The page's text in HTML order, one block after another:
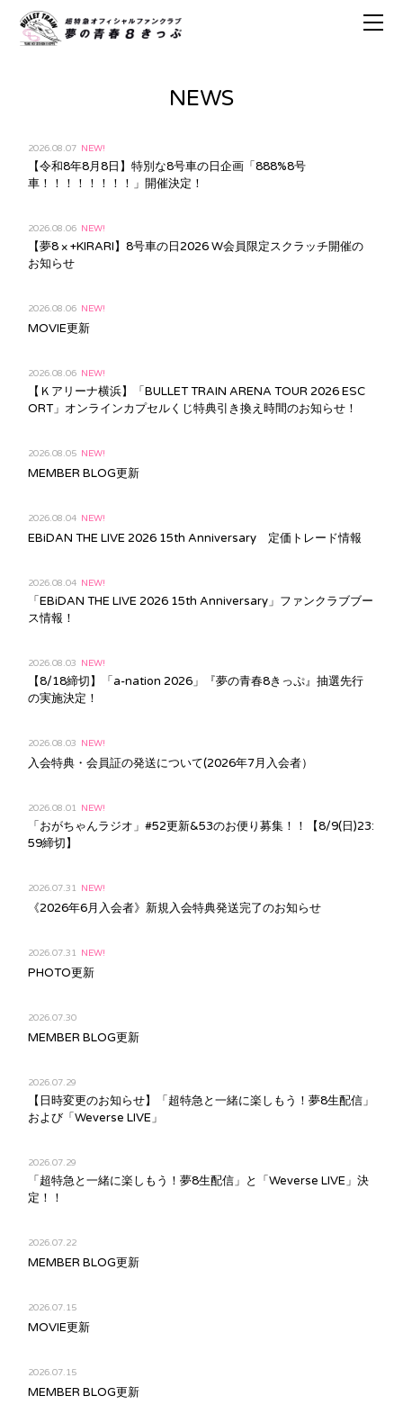
NEWS
2026.08.07 NEW!
【令和8年8月8日】特別な8号車の日企画「888%8号
車！！！！！！！！」開催決定！
2026.08.06 NEW!
【夢8 × +KIRARI】8号車の日2026 W会員限定スクラッチ開催の
お知らせ
2026.08.06 NEW!
MOVIE更新
2026.08.06 NEW!
【Ｋアリーナ横浜】「BULLET TRAIN ARENA TOUR 2026 ESC
ORT」オンラインカプセルくじ特典引き換え時間のお知らせ！
2026.08.05 NEW!
MEMBER BLOG更新
2026.08.04 NEW!
EBiDAN THE LIVE 2026 15th Anniversary 定価トレード情報
2026.08.04 NEW!
「EBiDAN THE LIVE 2026 15th Anniversary」ファンクラブブー
ス情報！
2026.08.03 NEW!
【8/18締切】「a-nation 2026」『夢の青春8きっぷ』抽選先行
の実施決定！
2026.08.03 NEW!
入会特典・会員証の発送について(2026年7月入会者）
2026.08.01 NEW!
「おがちゃんラジオ」#52更新&53のお便り募集！！【8/9(日)23:
59締切】
2026.07.31 NEW!
《2026年6月入会者》新規入会特典発送完了のお知らせ
2026.07.31 NEW!
PHOTO更新
2026.07.30
MEMBER BLOG更新
2026.07.29
【日時変更のお知らせ】「超特急と一緒に楽しもう！夢8生配信」
および「Weverse LIVE」
2026.07.29
「超特急と一緒に楽しもう！夢8生配信」と「Weverse LIVE」決
定！！
2026.07.22
MEMBER BLOG更新
2026.07.15
MOVIE更新
2026.07.15
MEMBER BLOG更新